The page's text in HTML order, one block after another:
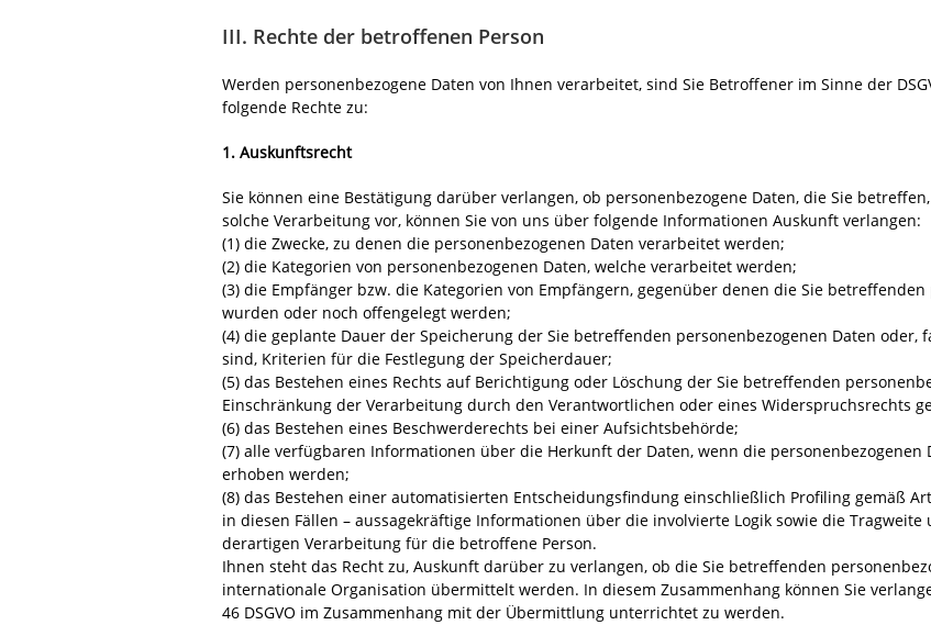
III. Rechte der betroffenen Person
Werden personenbezogene Daten von Ihnen verarbeitet, sind Sie Betroffener im Sinne der
folgende Rechte zu:
1. Auskunftsrecht
Sie können eine Bestätigung darüber verlangen, ob personenbezogene Daten, die Sie
solche Verarbeitung vor, können Sie von uns über folgende Informationen Auskunft verlangen:
(1) die Zwecke, zu denen die personenbezogenen Daten verarbeitet werden;
(2) die Kategorien von personenbezogenen Daten, welche verarbeitet werden;
(3) die Empfänger bzw. die Kategorien von Empfängern, gegenüber denen die Sie
wurden oder noch offengelegt werden;
(4) die geplante Dauer der Speicherung der Sie betreffenden personenbezogenen Daten
sind, Kriterien für die Festlegung der Speicherdauer;
(5) das Bestehen eines Rechts auf Berichtigung oder Löschung der Sie betreffenden
Einschränkung der Verarbeitung durch den Verantwortlichen oder eines Widerspruchsrechts
(6) das Bestehen eines Beschwerderechts bei einer Aufsichtsbehörde;
(7) alle verfügbaren Informationen über die Herkunft der Daten, wenn die
erhoben werden;
(8) das Bestehen einer automatisierten Entscheidungsfindung einschließlich Profiling gemäß
in diesen Fällen – aussagekräftige Informationen über die involvierte Logik sowie die
derartigen Verarbeitung für die betroffene Person.
Ihnen steht das Recht zu, Auskunft darüber zu verlangen, ob die Sie betreffenden
internationale Organisation übermittelt werden. In diesem Zusammenhang können Sie
46 DSGVO im Zusammenhang mit der Übermittlung unterrichtet zu werden.